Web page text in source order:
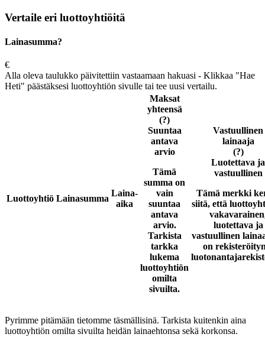
Vertaile eri luottoyhtiöitä
Lainasumma?
€
Alla oleva taulukko päivitettiin vastaamaan hakuasi - Klikkaa "Hae
Heti" päästäksesi luottoyhtiön sivulle tai tee uusi vertailu.
Luottoyhtiö Lainasumma
Laina-
aika
Maksat
yhteensä
(?)
Suuntaa
antava
arvio
Tämä
summa on
vain
suuntaa
antava
arvio.
Tarkista
tarkka
lukema
luottoyhtiön
omilta
sivuilta.
Vastuullinen
lainaaja
(?)
Luotettava ja
vastuullinen
Tämä merkki
siitä, että
luotettava ja
vastuullinen
on
Pyrimme pitämään tietomme täsmällisinä. Tarkista kuitenkin aina
luottoyhtiön omilta sivuilta heidän lainaehtonsa sekä korkonsa.